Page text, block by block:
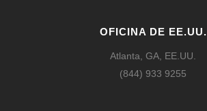
OFICINA DE EE.UU.
Atlanta, GA, EE.UU.
(844) 933 9255